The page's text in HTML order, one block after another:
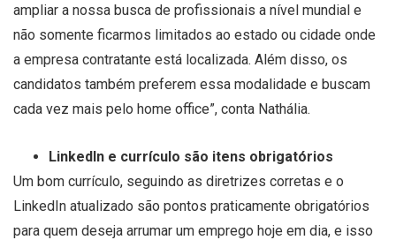
ampliar a nossa busca de profissionais a nível mundial e
não somente ficarmos limitados ao estado ou cidade onde
a empresa contratante está localizada. Além disso, os
candidatos também preferem essa modalidade e buscam
cada vez mais pelo home office”, conta Nathália.
LinkedIn e currículo são itens obrigatórios
Um bom currículo, seguindo as diretrizes corretas e o
LinkedIn atualizado são pontos praticamente obrigatórios
para quem deseja arrumar um emprego hoje em dia, e isso